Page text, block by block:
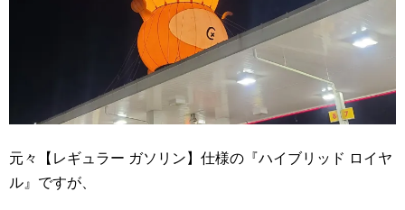
元々【レギュラー ガソリン】仕様の『ハイブリッド ロイヤ
ル』ですが、